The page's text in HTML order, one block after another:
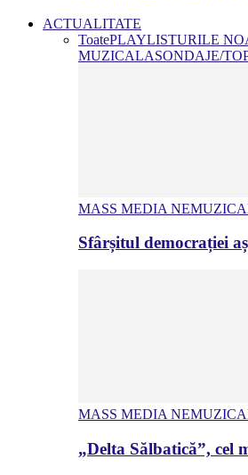
ACTUALITATE
ToatePLAYLISTURILE
MUZICALASONDAJE/
MASS MEDIA
Sfârșitul democrației
MASS MEDIA
„Delta Sălbatică”,